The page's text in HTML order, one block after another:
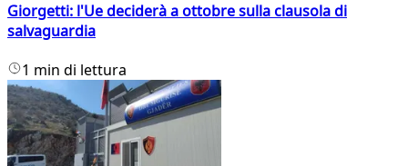
Giorgetti: l'Ue deciderà a ottobre sulla clausola di
salvaguardia
1 min di lettura